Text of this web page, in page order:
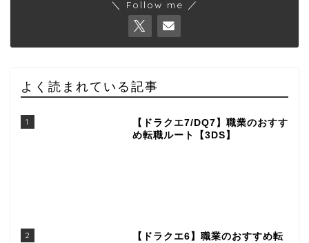
＼ Follow me ／
よく読まれている記事
1
【ドラクエ7/DQ7】職業のおすす
め転職ルート【3DS】
2
【ドラクエ6】職業のおすすめ転